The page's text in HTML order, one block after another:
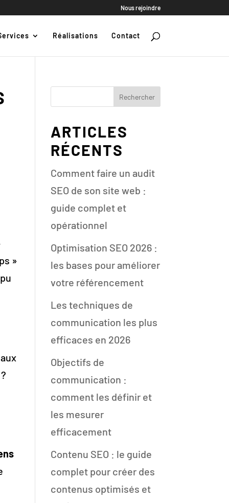
Nous rejoindre
Réalisations Contact
»
Rechercher
ARTICLES
RÉCENTS
Comment faire un audit
SEO de son site web :
guide complet et
opérationnel
Optimisation SEO 2026 :
les bases pour améliorer
votre référencement
Les techniques de
communication les plus
efficaces en 2026
Objectifs de
communication :
comment les définir et
les mesurer
efficacement
Contenu SEO : le guide
complet pour créer des
contenus optimisés et